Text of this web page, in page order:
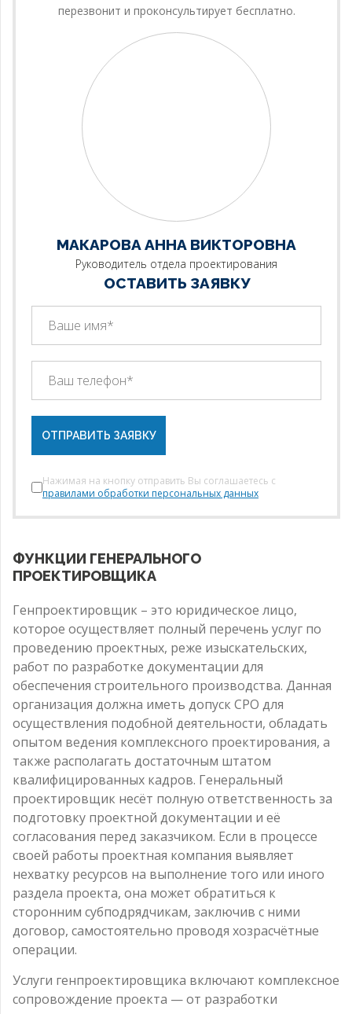
перезвонит и проконсультирует бесплатно.
МАКАРОВА АННА ВИКТОРОВНА
Руководитель отдела проектирования
ОСТАВИТЬ ЗАЯВКУ
ОТПРАВИТЬ ЗАЯВКУ
Нажимая на кнопку отправить Вы соглашаетесь с
правилами обработки персональных данных
ФУНКЦИИ ГЕНЕРАЛЬНОГО
ПРОЕКТИРОВЩИКА
Генпроектировщик – это юридическое лицо,
которое осуществляет полный перечень услуг по
проведению проектных, реже изыскательских,
работ по разработке документации для
обеспечения строительного производства. Данная
организация должна иметь допуск СРО для
осуществления подобной деятельности, обладать
опытом ведения комплексного проектирования, а
также располагать достаточным штатом
квалифицированных кадров. Генеральный
проектировщик несёт полную ответственность за
подготовку проектной документации и её
согласования перед заказчиком. Если в процессе
своей работы проектная компания выявляет
нехватку ресурсов на выполнение того или иного
раздела проекта, она может обратиться к
сторонним субподрядчикам, заключив с ними
договор, самостоятельно проводя хозрасчётные
операции.
Услуги генпроектировщика включают комплексное
сопровождение проекта — от разработки